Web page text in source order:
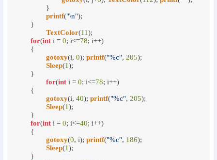
printf("\n");
TextColor(11);
for(int i = 0; i<=78; i++)
gotoxy(i, 0); printf("%c", 205);
Sleep(1);
for(int i = 0; i<=78; i++)
gotoxy(i, 40); printf("%c", 205);
Sleep(1);
for(int i = 0; i<=40; i++)
gotoxy(0, i); printf("%c", 186);
Sleep(1);